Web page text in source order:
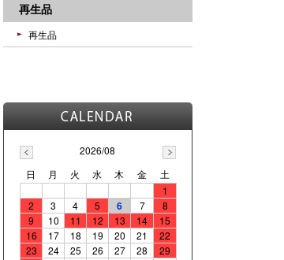
再生品
再生品
2026/08
日
月 火 水 木 金
土
1
2
3 4 5 6 7
8
9
10 11 12 13 14
15
16
17 18 19 20 21
22
23
24 25 26 27 28
29